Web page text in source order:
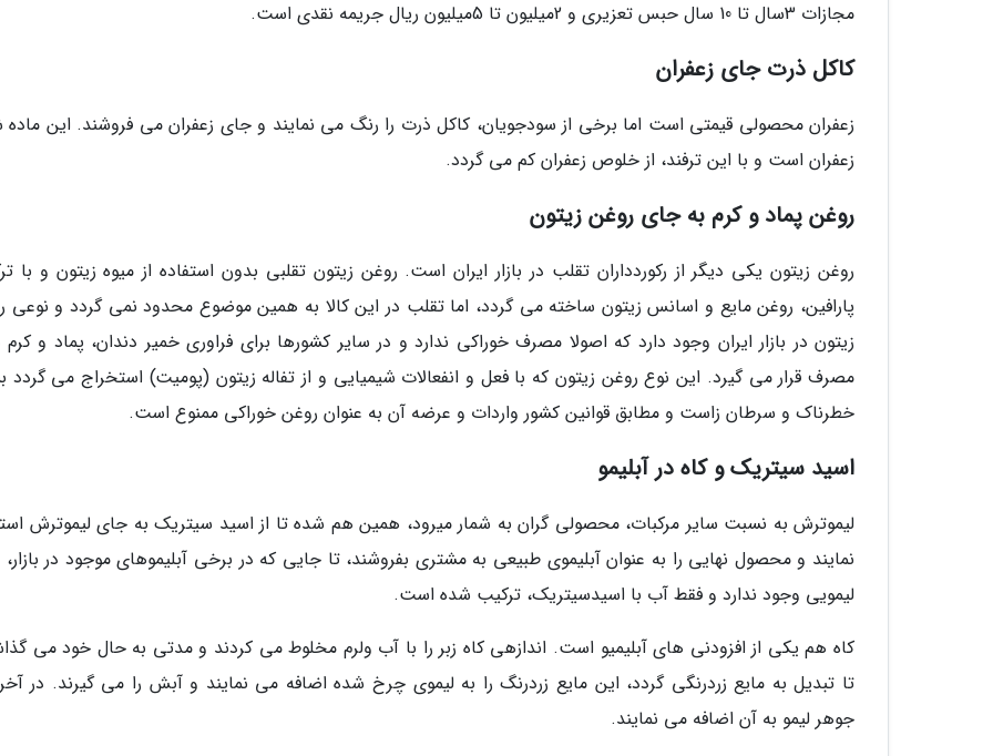
مجازات 3سال تا 10 سال حبس تعزیری و 2میلیون تا 5میلیون ریال جریمه نقدی است.
کاکل ذرت جای زعفران
زعفران محصولی قیمتی است اما برخی از سودجویان، کاکل ذرت را رنگ می نمایند و جای زعفران می فروشند. این ماده
زعفران است و با این ترفند، از خلوص زعفران کم می گردد.
روغن پماد و کرم به جای روغن زیتون
روغن زیتون یکی دیگر از رکوردداران تقلب در بازار ایران است. روغن زیتون تقلبی بدون استفاده از میوه زیتون و با
پارافین، روغن مایع و اسانس زیتون ساخته می گردد، اما تقلب در این کالا به همین موضوع محدود نمی گردد و نوعی
زیتون در بازار ایران وجود دارد که اصولا مصرف خوراکی ندارد و در سایر کشورها برای فراوری خمیر دندان، پماد و کرم
مصرف قرار می گیرد. این نوع روغن زیتون که با فعل و انفعالات شیمیایی و از تفاله زیتون (پومیت) استخراج می گردد
خطرناک و سرطان زاست و مطابق قوانین کشور واردات و عرضه آن به عنوان روغن خوراکی ممنوع است.
اسید سیتریک و کاه در آبلیمو
لیموترش به نسبت سایر مرکبات، محصولی گران به شمار میرود، همین هم شده تا از اسید سیتریک به جای لیموترش
نمایند و محصول نهایی را به عنوان آبلیموی طبیعی به مشتری بفروشند، تا جایی که در برخی آبلیموهای موجود در
لیمویی وجود ندارد و فقط آب با اسیدسیتریک، ترکیب شده است.
کاه هم یکی از افزودنی های آبلیمیو است. اندازهی کاه زبر را با آب ولرم مخلوط می کردند و مدتی به حال خود می
تا تبدیل به مایع زردرنگی گردد، این مایع زردرنگ را به لیموی چرخ شده اضافه می نمایند و آبش را می گیرند. در
جوهر لیمو به آن اضافه می نمایند.